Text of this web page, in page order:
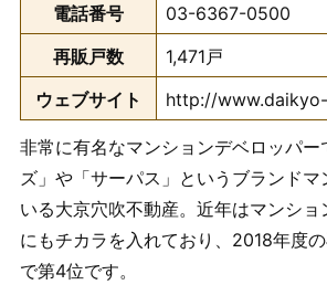
電話番号
03-6367-0500
再販戸数
1,471戸
ウェブサイト
http://
非常に有名なマンションデベロッパー
ズ」や「サーパス」というブランドマ
いる大京穴吹不動産。近年はマンショ
にもチカラを入れており、2018年度
で第4位です。